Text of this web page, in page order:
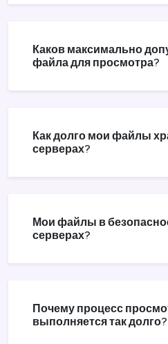
Каков максимально
файла для просмотра?
Как долго мои файлы
серверах?
Мои файлы в
серверах?
Почему процесс
выполняется так долго?